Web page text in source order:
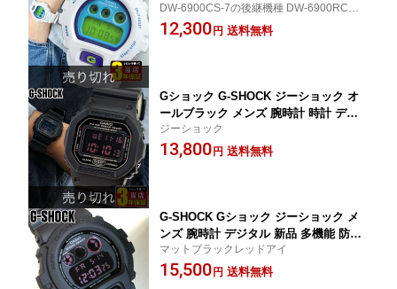
CS-7 デジタル メンズ 時計 多機能 防水
白 ホワイト カラフル CASIO カシオ 誕
DW-6900CS-7の後継機種 DW-6900RCS-7
白 ホワイト
12,300円 送料無料
Gショック G-SHOCK ジーショック オ
ールブラック メンズ 腕時計 時計 デジ
タル ORIGIN 多機能 防水 マットブラッ
ク 黒 レッドアイ DW-5600MS-1 四角 ス
ジーショック
13,800円 送料無料
G-SHOCK Gショック ジーショック メ
ンズ 腕時計 デジタル 新品 多機能 防水
カジュアル ウォッチ CASIO カシオ DW
-6900MS-1 海外モデル 黒 スポーツ 中学
マットブラックレッドアイ
15,500円 送料無料